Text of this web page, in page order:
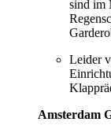
sind im
Leider
Amsterdam